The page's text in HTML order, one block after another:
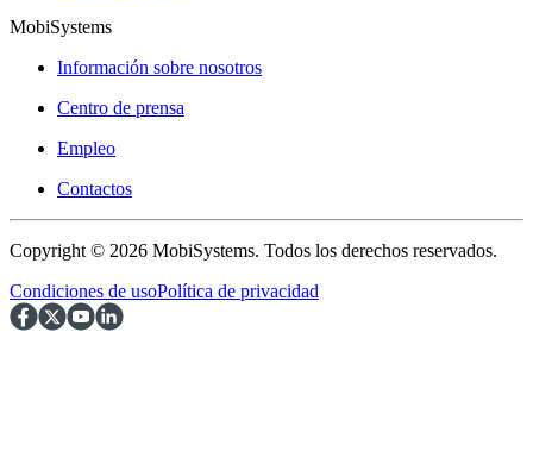
MobiSystems
Información sobre nosotros
Centro de prensa
Empleo
Contactos
Copyright © 2026 MobiSystems. Todos los derechos reservados.
Condiciones de usoPolítica de privacidad